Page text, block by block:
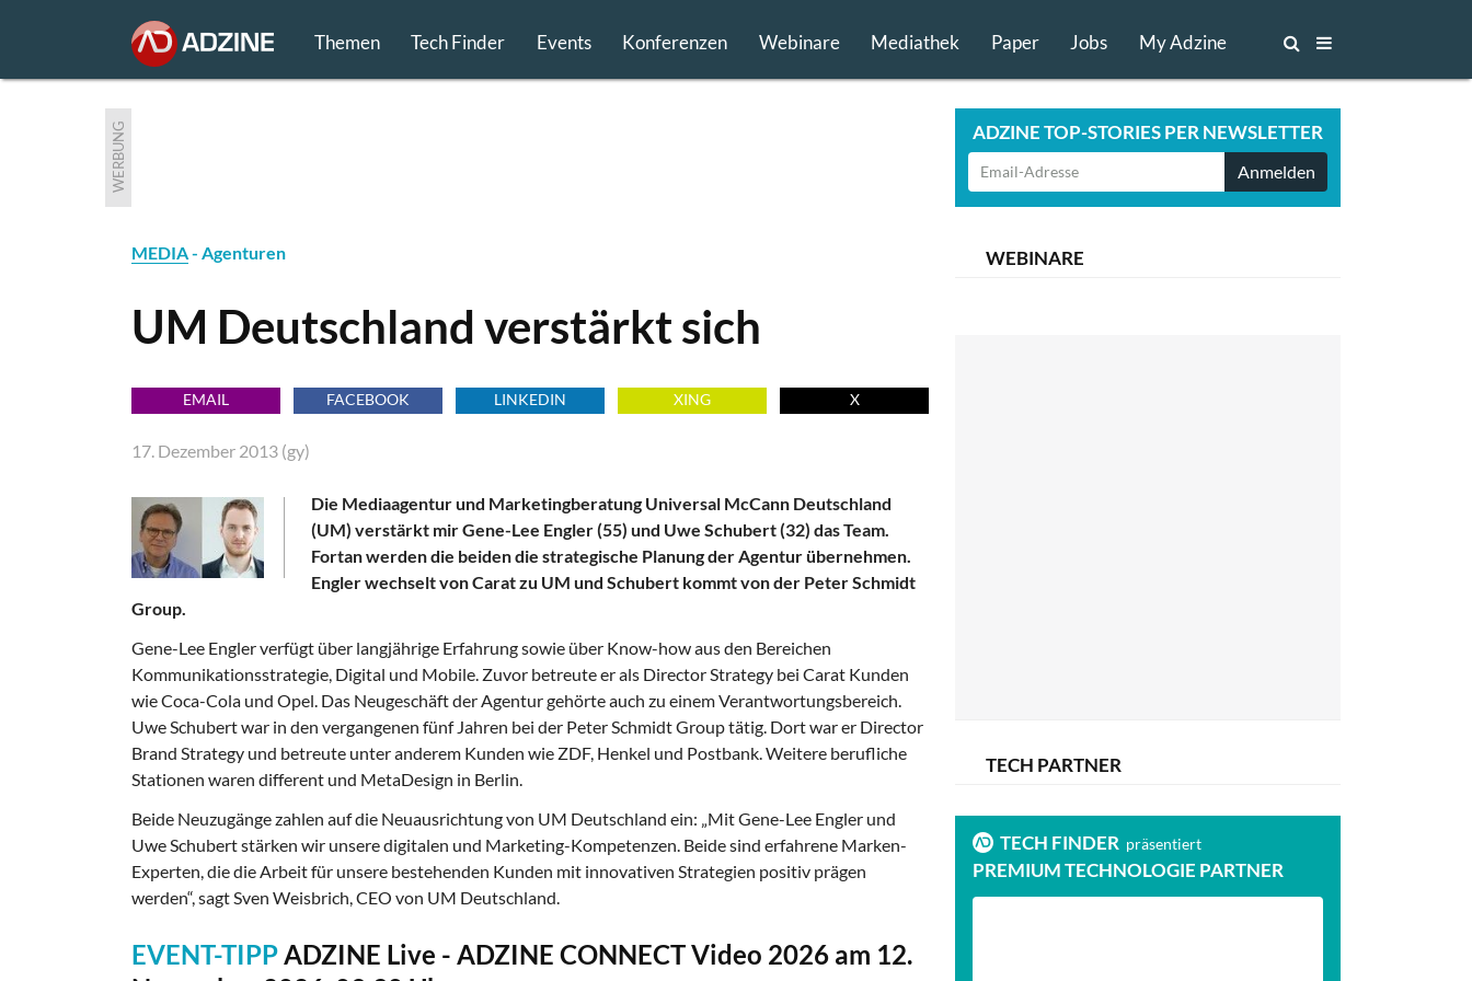
Themen Tech Finder Events Konferenzen Webinare Mediathek Paper Jobs My Adzine
WERBUNG ADZINE TOP-STORIES PER NEWSLETTER
Anmelden
MEDIA- Agenturen
UM Deutschland verstärkt sich
EMAIL FACEBOOK LINKEDIN XING X
17. Dezember 2013 (gy)
Die Mediaagentur und Marketingberatung Universal McCann Deutschland
(UM) verstärkt mir Gene-Lee Engler (55) und Uwe Schubert (32) das Team.
Fortan werden die beiden die strategische Planung der Agentur übernehmen.
Engler wechselt von Carat zu UM und Schubert kommt von der Peter Schmidt
Group.
Gene-Lee Engler verfügt über langjährige Erfahrung sowie über Know-how aus den Bereichen
Kommunikationsstrategie, Digital und Mobile. Zuvor betreute er als Director Strategy bei Carat Kunden
wie Coca-Cola und Opel. Das Neugeschäft der Agentur gehörte auch zu einem Verantwortungsbereich.
Uwe Schubert war in den vergangenen fünf Jahren bei der Peter Schmidt Group tätig. Dort war er Director
Brand Strategy und betreute unter anderem Kunden wie ZDF, Henkel und Postbank. Weitere berufliche
Stationen waren different und MetaDesign in Berlin.
Beide Neuzugänge zahlen auf die Neuausrichtung von UM Deutschland ein: „Mit Gene-Lee Engler und
Uwe Schubert stärken wir unsere digitalen und Marketing-Kompetenzen. Beide sind erfahrene Marken-
Experten, die die Arbeit für unsere bestehenden Kunden mit innovativen Strategien positiv prägen
werden“, sagt Sven Weisbrich, CEO von UM Deutschland.
EVENT-TIPPADZINE Live - ADZINE CONNECT Video 2026 am 12.
WEBINARE
TECH PARTNER
TECH FINDER präsentiert
PREMIUM TECHNOLOGIE PARTNER